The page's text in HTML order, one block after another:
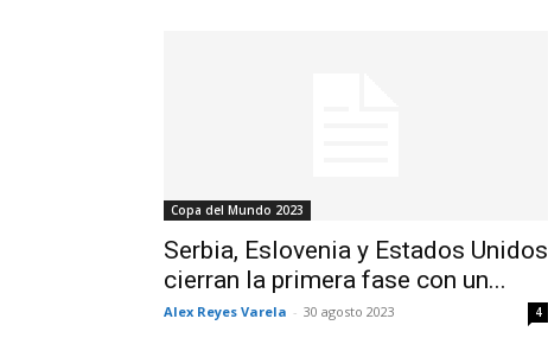
Copa del Mundo 2023
Serbia, Eslovenia y Estados Unidos
cierran la primera fase con un...
Alex Reyes Varela - 30 agosto 2023 4